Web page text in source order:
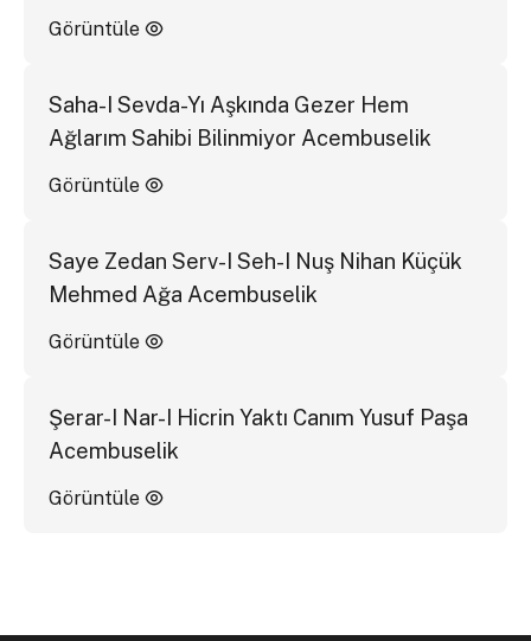
Görüntüle
Saha-I Sevda-Yı Aşkında Gezer Hem
Ağlarım Sahibi Bilinmiyor Acembuselik
Görüntüle
Saye Zedan Serv-I Seh-I Nuş Nihan Küçük
Mehmed Ağa Acembuselik
Görüntüle
Şerar-I Nar-I Hicrin Yaktı Canım Yusuf Paşa
Acembuselik
Görüntüle